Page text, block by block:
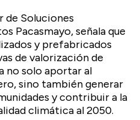
de Soluciones
Pacasmayo, señala que
y prefabricados
de valorización de
no solo aportar al
sino también generar
y contribuir a la
climática al 2050.